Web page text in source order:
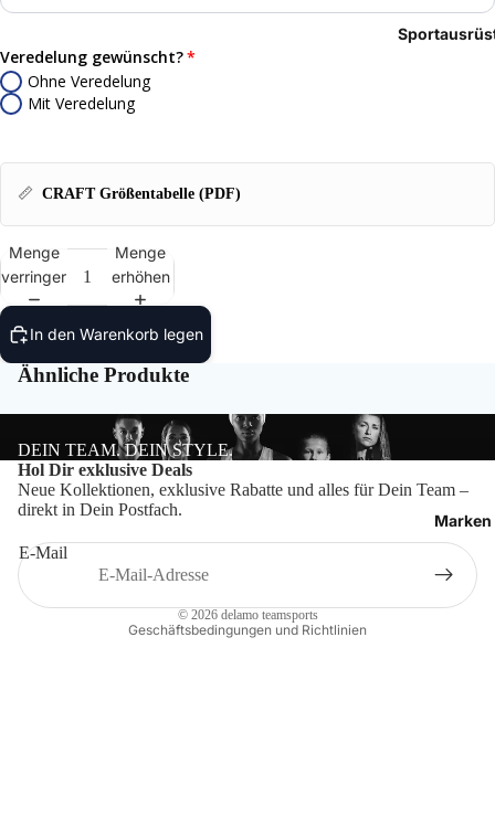
Marken
Veredelung gewünscht?
Ohne Veredelung
Mit Veredelung
📏 CRAFT Größentabelle (PDF)
Menge
verringern
Menge
erhöhen
In den Warenkorb legen
Ähnliche Produkte
DEIN TEAM. DEIN STYLE.
Hol Dir exklusive Deals
Neue Kollektionen, exklusive Rabatte und alles für Dein Team –
direkt in Dein Postfach.
E-Mail
© 2026 delamo teamsports
Geschäftsbedingungen und Richtlinien
Datenschutzerklärung
Impressum
Kontaktinformationen